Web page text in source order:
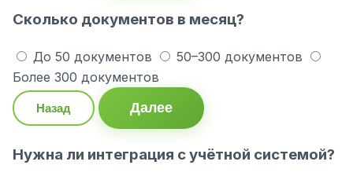
Сколько документов в месяц?
До 50 документов
50–300 документов
Более 300 документов
Назад Далее
Нужна ли интеграция с учётной системой?